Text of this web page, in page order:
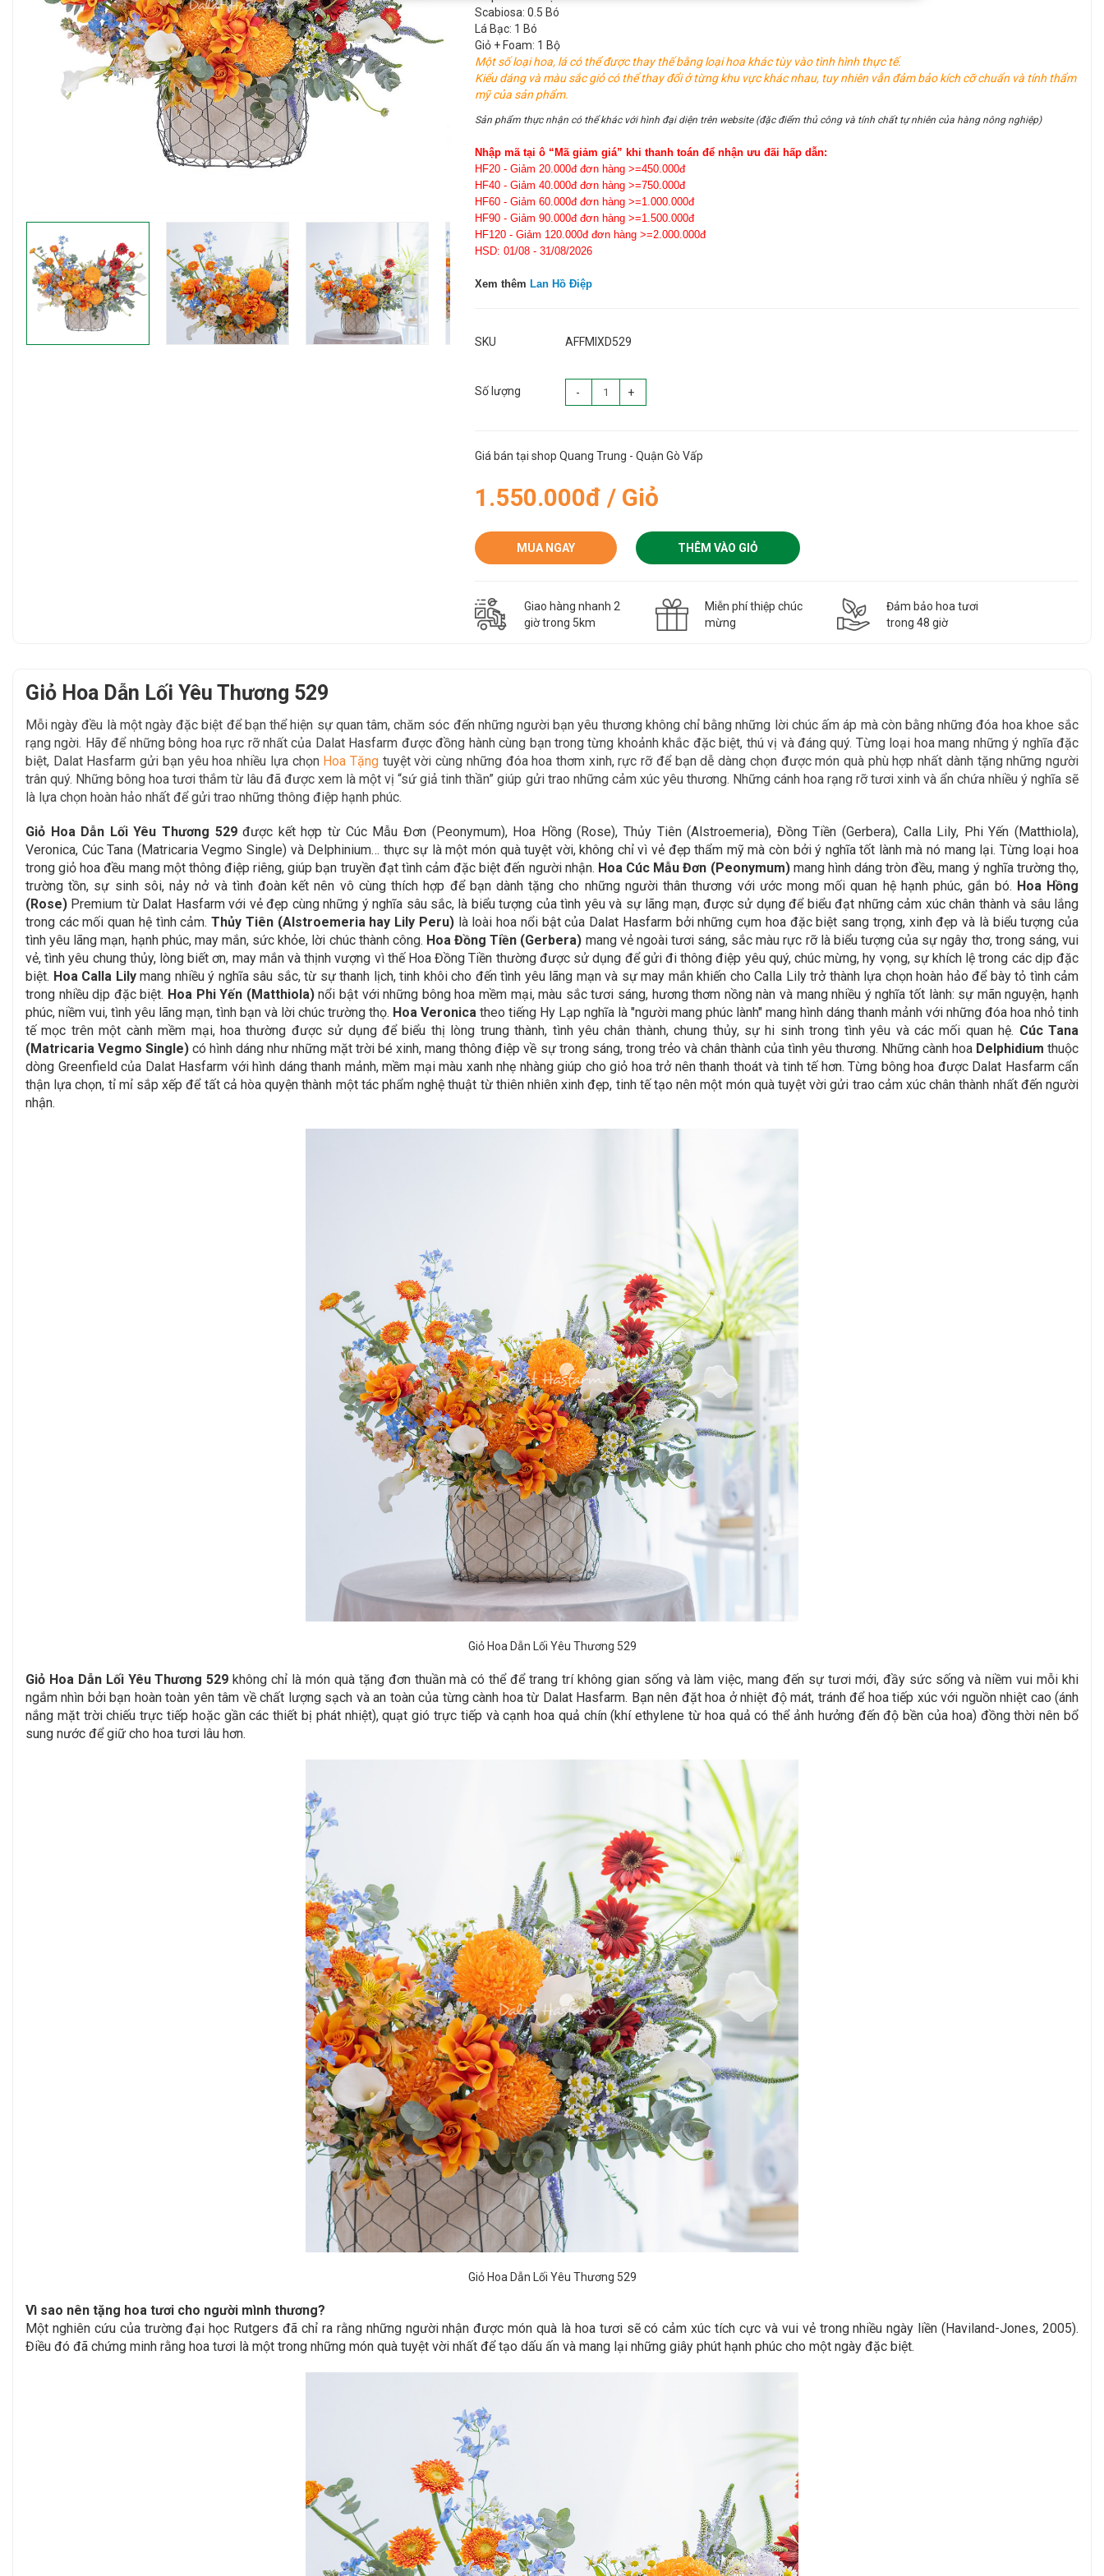
Scabiosa: 0.5 Bó
Lá Bạc: 1 Bó
Giỏ + Foam: 1 Bộ
Một số loại hoa, lá có thể được thay thế bằng loại hoa khác tùy vào tình hình thực tế.
Kiểu dáng và màu sắc giỏ có thể thay đổi ở từng khu vực khác nhau, tuy nhiên vẫn đảm bảo kích cỡ chuẩn và tính thẩm
mỹ của sản phẩm.
Sản phẩm thực nhận có thể khác với hình đại diện trên website (đặc điểm thủ công và tính chất tự nhiên của hàng nông nghiệp)
Nhập mã tại ô “Mã giảm giá” khi thanh toán để nhận ưu đãi hấp dẫn:
HF20 - Giảm 20.000đ đơn hàng >=450.000đ
HF40 - Giảm 40.000đ đơn hàng >=750.000đ
HF60 - Giảm 60.000đ đơn hàng >=1.000.000đ
HF90 - Giảm 90.000đ đơn hàng >=1.500.000đ
HF120 - Giảm 120.000đ đơn hàng >=2.000.000đ
HSD: 01/08 - 31/08/2026
Xem thêm Lan Hồ Điệp
SKU AFFMIXD529
Số lượng - +
Giá bán tại shop Quang Trung - Quận Gò Vấp
1.550.000đ / Giỏ
MUA NGAY THÊM VÀO GIỎ
Giao hàng nhanh 2
giờ trong 5km
Miễn phí thiệp chúc
mừng
Đảm bảo hoa tươi
trong 48 giờ
Giỏ Hoa Dẫn Lối Yêu Thương 529
Mỗi ngày đều là một ngày đặc biệt để bạn thể hiện sự quan tâm, chăm sóc đến những người bạn yêu thương không chỉ bằng những lời chúc ấm áp mà còn bằng những đóa hoa khoe sắc
rạng ngời. Hãy đểnhững bông hoa rực rỡ nhất của Dalat Hasfarm được đồng hành cùng bạn trongtừng khoảnh khắc đặc biệt, thú vị và đáng quý. Từng loại hoa mang những ý nghĩa đặc
biệt, Dalat Hasfarm gửi bạn yêu hoa nhiều lựa chọn Hoa Tặngtuyệt vời cùng những đóa hoa thơm xinh, rực rỡ để bạn dễ dàng chọn được món quà phù hợp nhất dành tặng những người
trân quý. Những bông hoa tươi thắm từ lâu đã được xem là một vị “sứ giả tinh thần” giúp gửi trao những cảm xúc yêu thương. Những cánh hoa rạng rỡ tươi xinh và ẩn chứa nhiều ý nghĩa sẽ
là lựa chọn hoàn hảo nhất để gửi trao những thông điệp hạnh phúc.
Giỏ Hoa Dẫn Lối Yêu Thương 529được kết hợp từ Cúc Mẫu Đơn (Peonymum), Hoa Hồng (Rose), Thủy Tiên (Alstroemeria), Đồng Tiền (Gerbera), Calla Lily, Phi Yến (Matthiola),
Veronica, Cúc Tana (Matricaria Vegmo Single) và Delphinium… thực sự là một món quà tuyệt vời, không chỉ vì vẻ đẹp thẩm mỹ mà còn bởi ý nghĩa tốt lành mà nó mang lại. Từng loại hoa
trong giỏ hoa đều mang một thông điệp riêng, giúp bạn truyền đạt tình cảm đặc biệt đến người nhận. Hoa Cúc Mẫu Đơn (Peonymum)mang hình dáng tròn đều, mang ý nghĩa trường thọ,
trường tồn, sự sinh sôi, nảy nở và tình đoàn kết nên vô cùng thích hợp để bạn dành tặng cho những người thân thương với ước mong mối quan hệ hạnh phúc, gắn bó. Hoa Hồng
(Rose) Premium từ Dalat Hasfarm với vẻ đẹp cùng những ý nghĩa sâu sắc, là biểu tượng của tình yêu và sự lãng mạn, được sử dụng để biểu đạt những cảm xúc chân thành và sâu lắng
trong các mối quan hệ tình cảm.Thủy Tiên (Alstroemeria hay Lily Peru)là loài hoa nổi bật của Dalat Hasfarm bởi những cụm hoa đặc biệt sang trọng, xinh đẹp và là biểu tượng của
tình yêu lãng mạn, hạnh phúc, may mắn, sức khỏe, lời chúc thành công. Hoa Đồng Tiền (Gerbera) mang vẻ ngoài tươi sáng, sắc màu rực rỡ là biểu tượng của sự ngây thơ, trong sáng, vui
vẻ, tình yêu chung thủy, lòng biết ơn, may mắn và thịnh vượng vì thế Hoa Đồng Tiền thường được sử dụng để gửi đi thông điệp yêu quý, chúc mừng, hy vọng, sự khích lệ trong các dịp đặc
biệt. Hoa Calla Lilymang nhiều ý nghĩa sâu sắc, từ sự thanh lịch, tinh khôi cho đến tình yêu lãng mạn và sự may mắn khiến cho Calla Lily trở thành lựa chọn hoàn hảo để bày tỏ tình cảm
trong nhiều dịp đặc biệt. Hoa Phi Yến (Matthiola)nổi bật với những bông hoa mềm mại, màu sắc tươi sáng, hương thơm nồng nàn và mang nhiều ý nghĩa tốt lành: sự mãn nguyện, hạnh
phúc, niềm vui, tình yêu lãng mạn, tình bạn và lời chúc trường thọ. Hoa Veronica theo tiếng Hy Lạp nghĩa là "người mang phúc lành" mang hình dáng thanh mảnh với những đóa hoa nhỏ tinh
tế mọc trên một cành mềm mại, hoa thường được sử dụng để biểu thị lòng trung thành, tình yêu chân thành, chung thủy, sự hi sinh trong tình yêu và các mối quan hệ. Cúc Tana
(Matricaria Vegmo Single) có hình dáng như những mặt trời bé xinh, mang thông điệp về sự trong sáng, trong trẻo và chân thành của tình yêu thương. Những cành hoaDelphidium thuộc
dòng Greenfield của Dalat Hasfarm với hình dáng thanh mảnh, mềm mại màu xanh nhẹ nhàng giúp cho giỏ hoa trở nên thanh thoát và tinh tế hơn. Từng bông hoa được Dalat Hasfarm cẩn
thận lựa chọn, tỉ mỉ sắp xếp để tất cả hòa quyện thành một tác phẩm nghệ thuật từ thiên nhiên xinh đẹp, tinh tế tạo nên một món quà tuyệt vời gửi trao cảm xúc chân thành nhất đến người
nhận.
Giỏ Hoa Dẫn Lối Yêu Thương 529
Giỏ Hoa Dẫn Lối Yêu Thương 529 không chỉ là món quà tặng đơn thuần mà có thể để trang trí không gian sống và làm việc, mang đến sự tươi mới, đầy sức sống và niềm vui mỗi khi
ngắm nhìn bởi bạn hoàn toàn yên tâm về chất lượng sạch và an toàn của từng cành hoa từ Dalat Hasfarm. Bạn nên đặt hoa ở nhiệt độ mát, tránh để hoa tiếp xúc với nguồn nhiệt cao (ánh
nắng mặt trời chiếu trực tiếp hoặc gần các thiết bị phát nhiệt), quạt gió trực tiếp và cạnh hoa quả chín (khí ethylene từ hoa quả có thể ảnh hưởng đến độ bền của hoa) đồng thời nên bổ
sung nước để giữ cho hoa tươi lâu hơn.
Giỏ Hoa Dẫn Lối Yêu Thương 529
Vì sao nên tặng hoa tươi cho người mình thương?
Một nghiên cứu của trường đại học Rutgers đã chỉ ra rằng những người nhận được món quà là hoa tươi sẽ có cảm xúc tích cực và vui vẻ trong nhiều ngày liền (Haviland-Jones, 2005).
Điều đó đã chứng minh rằng hoa tươi là một trong những món quà tuyệt vời nhất để tạo dấu ấn và mang lại những giây phút hạnh phúc cho một ngày đặc biệt.